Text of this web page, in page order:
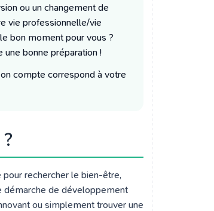
ou un changement de
vie professionnelle/vie
bon moment pour vous ?
une bonne préparation !
compte correspond à votre
rechercher le bien-être,
démarche de développement
ou simplement trouver une